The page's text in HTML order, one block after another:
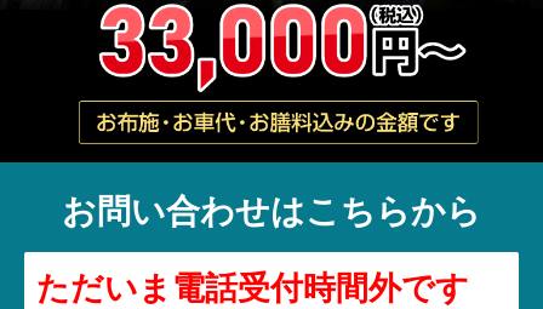
お問い合わせはこちらから
ただいま電話受付時間外です